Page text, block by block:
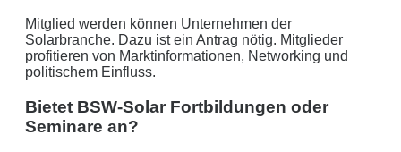
Mitglied werden können Unternehmen der
Solarbranche. Dazu ist ein Antrag nötig. Mitglieder
profitieren von Marktinformationen, Networking und
politischem Einfluss.
Bietet BSW-Solar Fortbildungen oder
Seminare an?